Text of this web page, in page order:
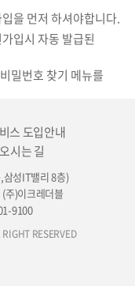
을 먼저 하셔야합니다.
입시 자동 발급된
밀번호 찾기 메뉴를
스 도입안내
시는 길
삼성IT밸리 8층)
주)이크레더블
9100
RESERVED